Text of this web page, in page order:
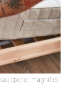
(фото: magnific)